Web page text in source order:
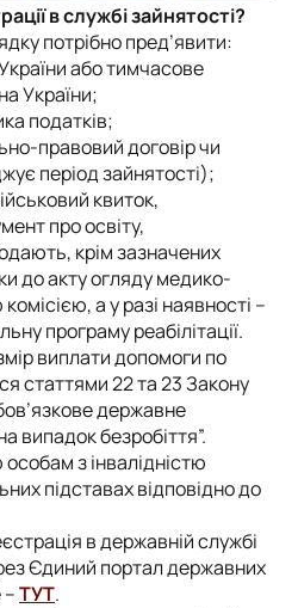
в службі зайнятості?
потрібно пред’явити:
або тимчасове
України;
податків;
правовий договір чи
період зайнятості);
квиток,
про освіту,
крім зазначених
до акту огляду медико-
а у разі наявності –
програму реабілітації.
виплати допомоги по
статтями 22 та 23 Закону
державне
випадок безробіття”.
з інвалідністю
підставах відповідно до
в державній службі
Єдиний портал державних
–ТУТ.